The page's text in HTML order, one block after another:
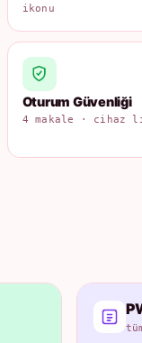
ikonu
Oturum Güvenliği
4 makale · cihaz